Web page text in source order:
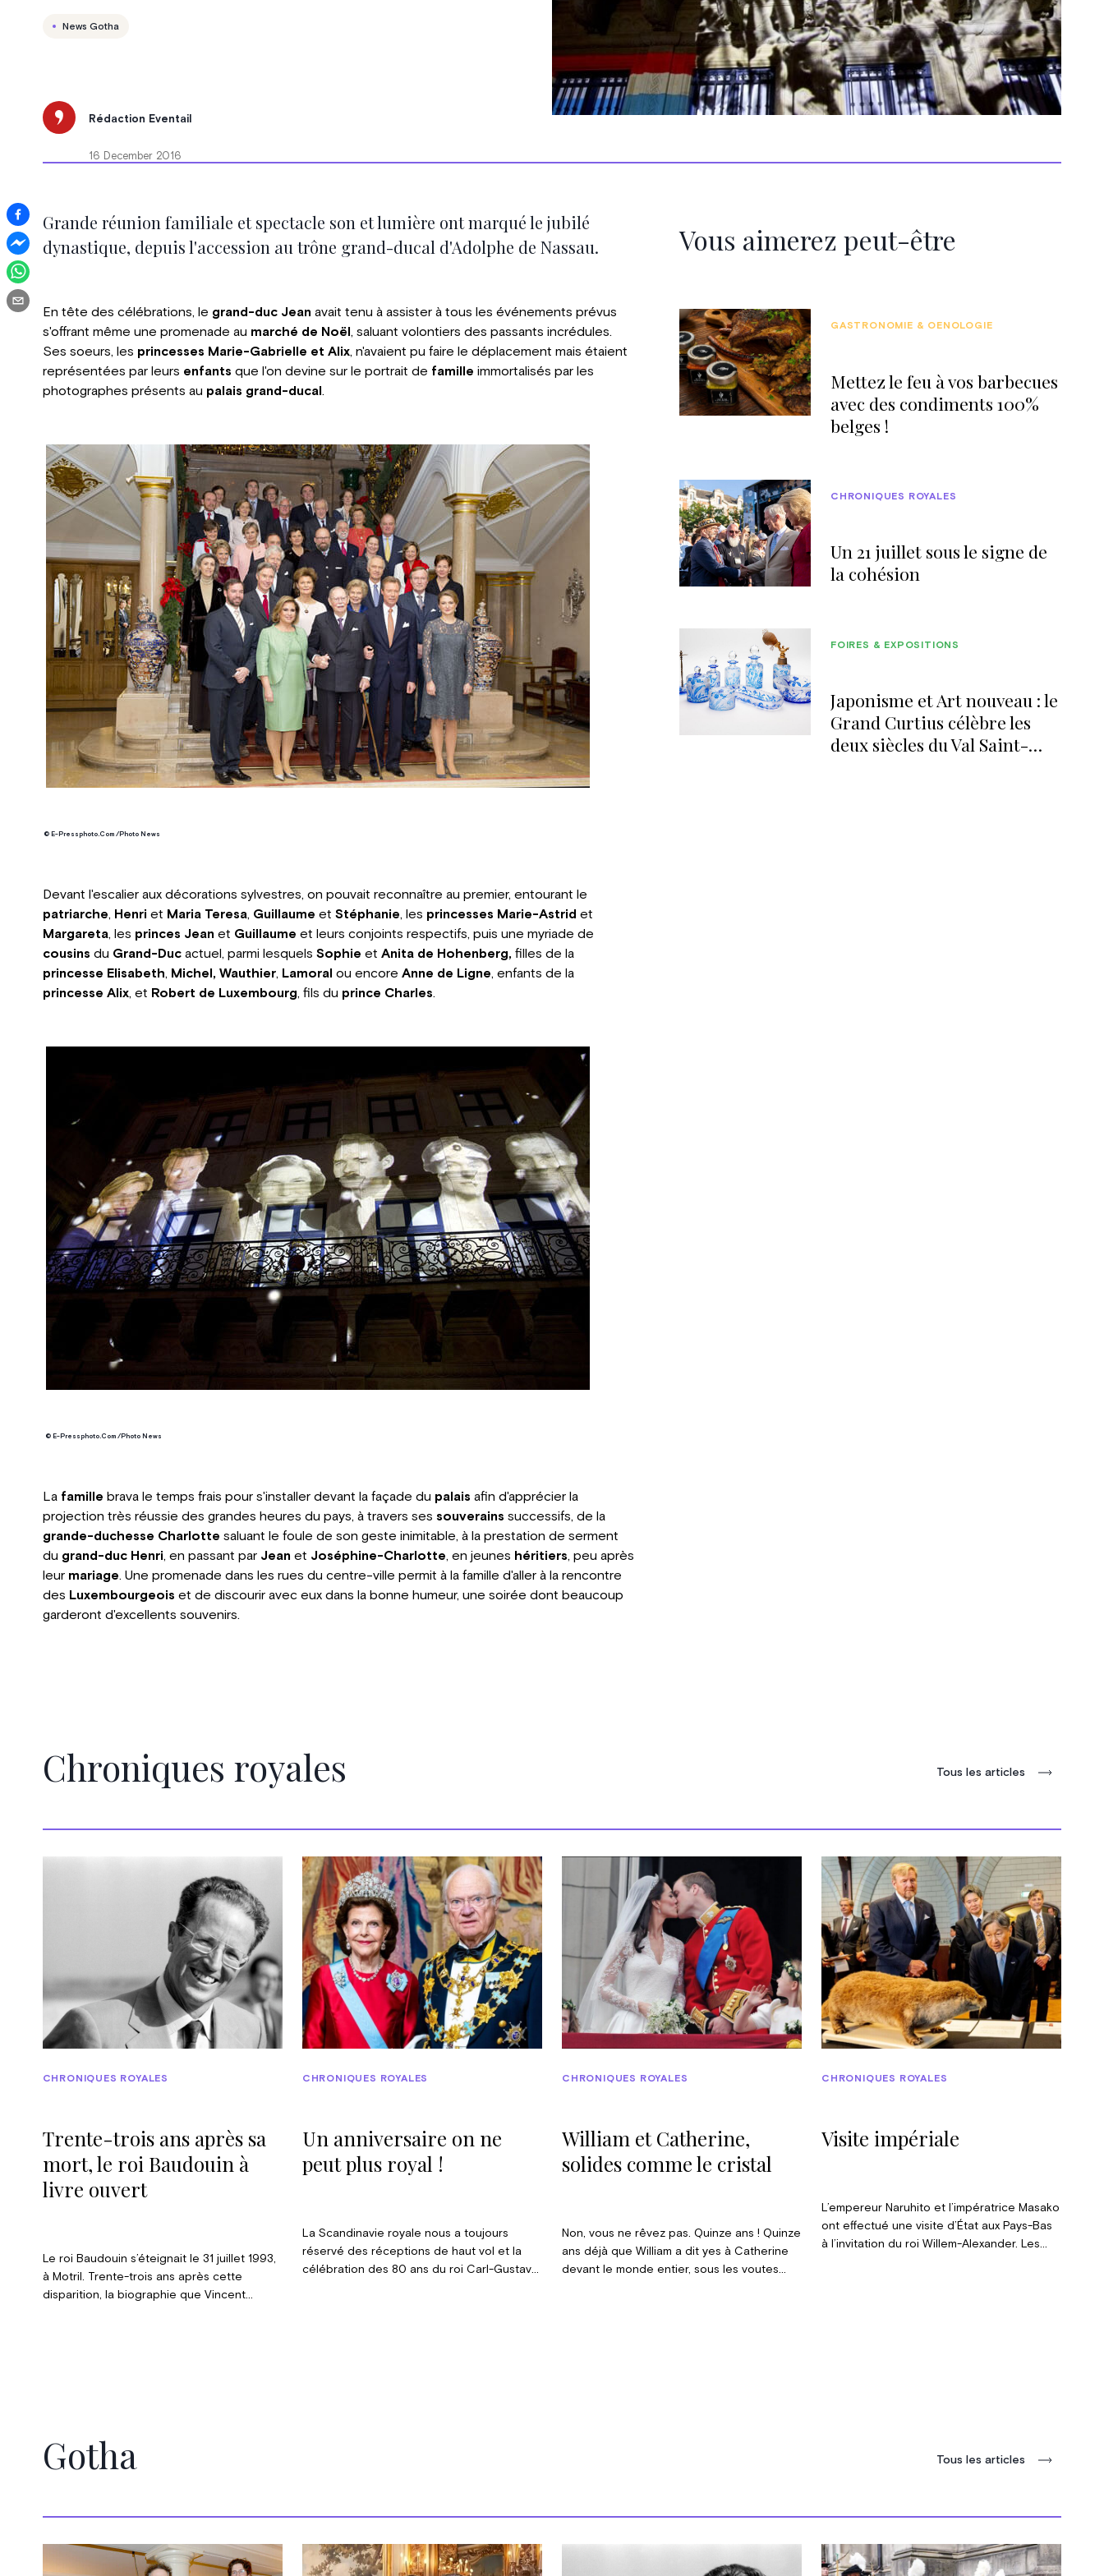
News Gotha
Rédaction Eventail
16 December 2016
Grande réunion familiale et spectacle son et lumière ont marqué le jubilé
dynastique, depuis l'accession au trône grand-ducal d'Adolphe de Nassau.
En tête des célébrations, le grand-duc Jean avait tenu à assister à tous les événements prévus
s'offrant même une promenade au marché de Noël , saluant volontiers des passants incrédules.
Ses soeurs, les princesses Marie-Gabrielle et Alix, n'avaient pu faire le déplacement mais étaient
représentées par leurs enfants que l'on devine sur le portrait de famille immortalisés par les
photographes présents au palais grand-ducal .
© E-Pressphoto.Com /Photo News
Devant l'escalier aux décorations sylvestres, on pouvait reconnaître au premier, entourant le
patriarche, Henri et Maria Teresa, Guillaume et Stéphanie, les princesses Marie-Astrid et
Margareta, les princes Jean et Guillaume et leurs conjoints respectifs, puis une myriade de
cousins du Grand-Ducactuel, parmi lesquels Sophie et Anita de Hohenberg, filles de la
princesse Elisabeth, Michel, Wauthier, Lamoral ou encore Anne de Ligne, enfants de la
princesse Alix, et Robert de Luxembourg, fils du prince Charles.
© E-Pressphoto.Com /Photo News
La famille brava le temps frais pour s'installer devant la façade du palais afin d'apprécier la
projection très réussie des grandes heures du pays, à travers ses souverains successifs, de la
grande-duchesse Charlotte saluant le foule de son geste inimitable, à la prestation de serment
du grand-duc Henri, en passant par Jean et Joséphine-Charlotte, en jeunes héritiers, peu après
leur mariage. Une promenade dans les rues du centre-ville permit à la famille d'aller à la rencontre
des Luxembourgeois et de discourir avec eux dans la bonne humeur, une soirée dont beaucoup
garderont d'excellents souvenirs.
Vous aimerez peut-être
Mettez le feu à vos barbecues
avec des condiments 100%
belges !
GASTRONOMIE & OENOLOGIE
Un 21 juillet sous le signe de
la cohésion
CHRONIQUES ROYALES
Japonisme et Art nouveau : le
Grand Curtius célèbre les
deux siècles du Val Saint-
FOIRES & EXPOSITIONS
Chroniques royales Tous les articles
Trente-trois ans après sa
mort, le roi Baudouin à
livre ouvert
CHRONIQUES ROYALES
Le roi Baudouin s’éteignait le 31 juillet 1993,
à Motril. Trente-trois ans après cette
disparition, la biographie que Vincent
rouvre le dossier Lumumba.
Un anniversaire on ne
peut plus royal !
CHRONIQUES ROYALES
La Scandinavie royale nous a toujours
réservé des réceptions de haut vol et la
célébration des 80 ans du roi Carl-Gustav
William et Catherine,
solides comme le cristal
CHRONIQUES ROYALES
Non, vous ne rêvez pas. Quinze ans ! Quinze
ans déjà que William a dit yes à Catherine
devant le monde entier, sous les voutes
Visite impériale
CHRONIQUES ROYALES
L’empereur Naruhito et l’impératrice Masako
ont effectué une visite d’État aux Pays-Bas
à l’invitation du roi Willem-Alexander. Les
Gotha Tous les articles